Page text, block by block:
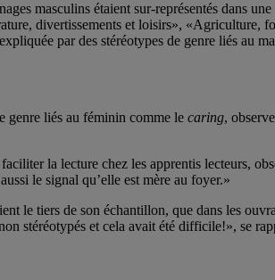
masculins étaient sur-représentés dans
divertissements et loisirs», «Agriculture,
par des stéréotypes de genre liés au
genre liés au féminin comme le caring,
la lecture chez les apprentis lecteurs,
le signal qu’elle est mère au foyer.»
le tiers de son échantillon, que dans les
stéréotypés et cela avait été difficile!», se